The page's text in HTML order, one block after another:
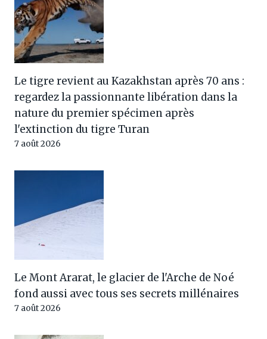
Le tigre revient au Kazakhstan après 70 ans :
regardez la passionnante libération dans la
nature du premier spécimen après
l'extinction du tigre Turan
7 août 2026
Le Mont Ararat, le glacier de l'Arche de Noé
fond aussi avec tous ses secrets millénaires
7 août 2026